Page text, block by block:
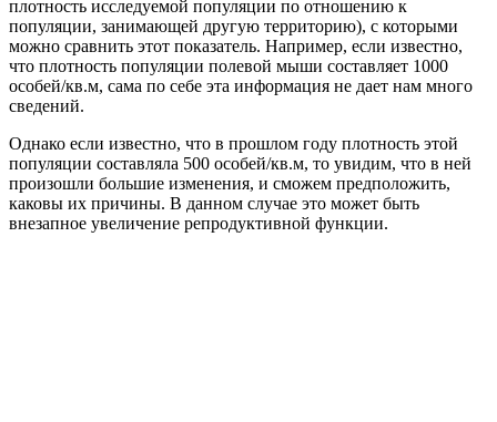
плотность исследуемой популяции по отношению к
популяции, занимающей другую территорию), с которыми
можно сравнить этот показатель. Например, если известно,
что плотность популяции полевой мыши составляет 1000
особей/кв.м, сама по себе эта информация не дает нам много
сведений.
Однако если известно, что в прошлом году плотность этой
популяции составляла 500 особей/кв.м, то увидим, что в ней
произошли большие изменения, и сможем предположить,
каковы их причины. В данном случае это может быть
внезапное увеличение репродуктивной функции.